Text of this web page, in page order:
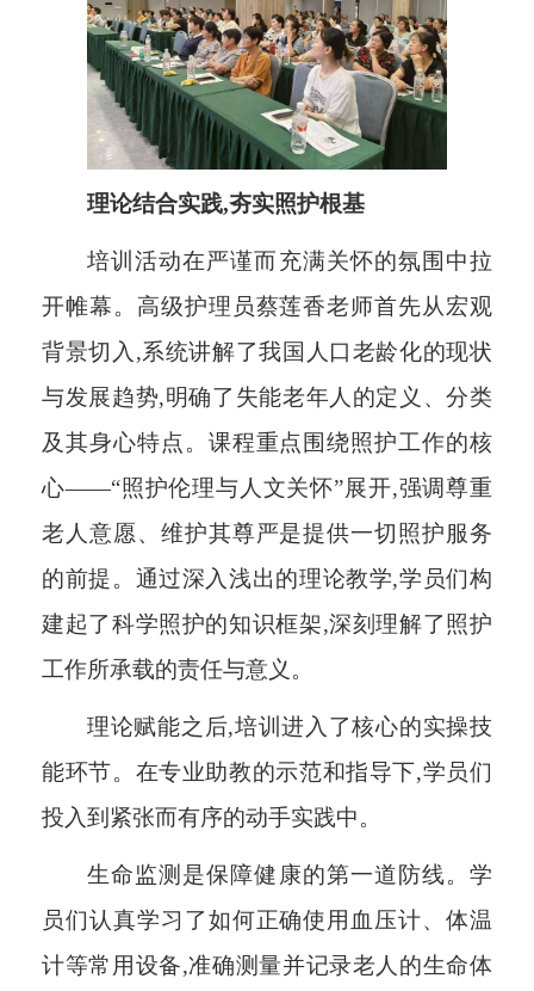
理论结合实践,夯实照护根基
培训活动在严谨而充满关怀的氛围中拉
开帷幕。高级护理员蔡莲香老师首先从宏观
背景切入,系统讲解了我国人口老龄化的现状
与发展趋势,明确了失能老年人的定义、分类
及其身心特点。课程重点围绕照护工作的核
心——“照护伦理与人文关怀”展开,强调尊重
老人意愿、维护其尊严是提供一切照护服务
的前提。通过深入浅出的理论教学,学员们构
建起了科学照护的知识框架,深刻理解了照护
工作所承载的责任与意义。
理论赋能之后,培训进入了核心的实操技
能环节。在专业助教的示范和指导下,学员们
投入到紧张而有序的动手实践中。
生命监测是保障健康的第一道防线。学
员们认真学习了如何正确使用血压计、体温
计等常用设备,准确测量并记录老人的生命体